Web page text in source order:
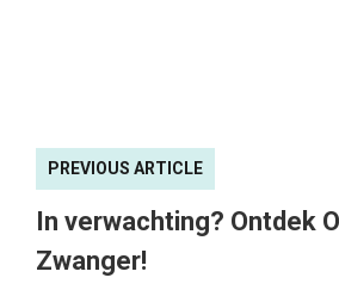
PREVIOUS ARTICLE
In verwachting? Ontdek
Zwanger!